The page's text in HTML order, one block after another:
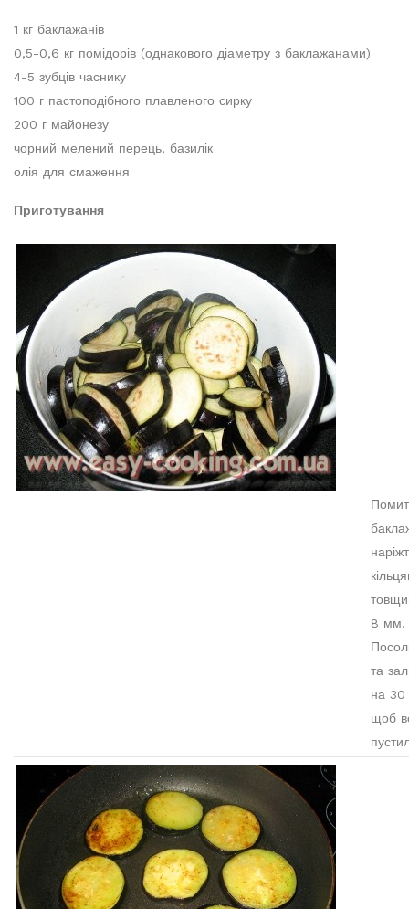
1 кг баклажанів
0,5-0,6 кг помідорів (однакового діаметру з баклажанами)
4-5 зубців часнику
100 г пастоподібного плавленого сирку
200 г майонезу
чорний мелений перець, базилік
олія для смаження
Приготування
8 мм.
та
на 30
щоб